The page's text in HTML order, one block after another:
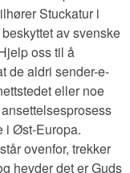
Stuckatur i
av svenske
oss til å
de aldri sender-e-
eller noe
i Øst-Europa.
ovenfor, trekker
hevder det er Guds